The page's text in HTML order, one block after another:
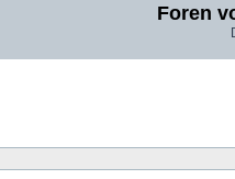
Foren